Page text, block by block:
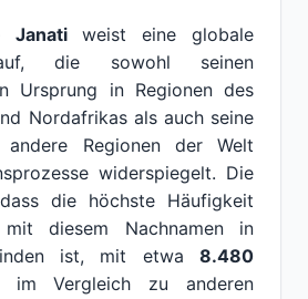
Janatiweist eine globale
die sowohl seinen
Ursprung in Regionen des
Nordafrikas als auch seine
Regionen der Welt
widerspiegelt. Die
die höchste Häufigkeit
diesem Nachnamen in
ist, mit etwa 8.480
im Vergleich zu anderen